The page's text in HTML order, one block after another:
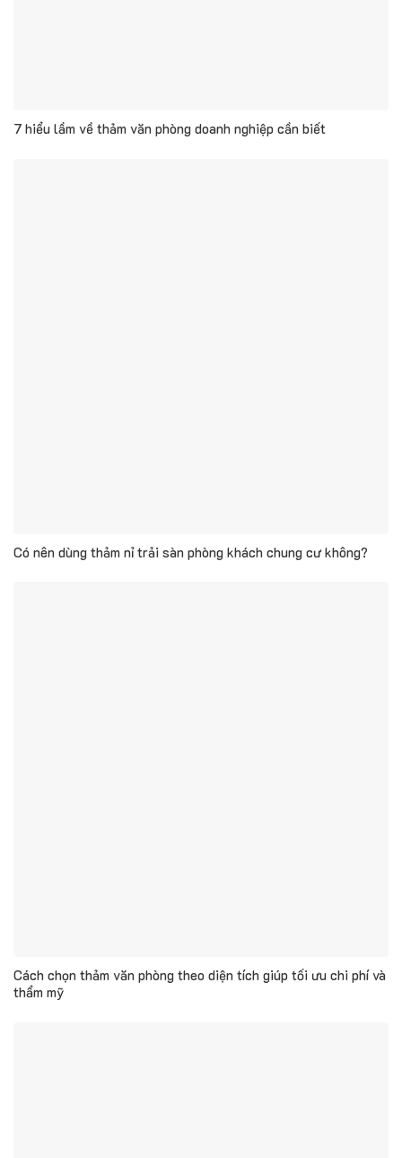
7 hiểu lầm về thảm văn phòng doanh nghiệp cần biết
Có nên dùng thảm nỉ trải sàn phòng khách chung cư không?
Cách chọn thảm văn phòng theo diện tích giúp tối ưu chi phí và
thẩm mỹ